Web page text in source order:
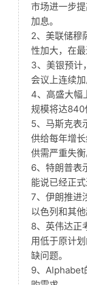
市场进一步
加息。
2、美联储穆
性加大，在
3、美银预计
会议上连续加
4、高盛大幅
规模将达840
5、马斯克表
供给每年增
供需严重失衡
6、特朗普表
能说已经正
7、伊朗推进
以色列和其
8、英伟达正
用低于原计
缺问题。
9、Alphabet